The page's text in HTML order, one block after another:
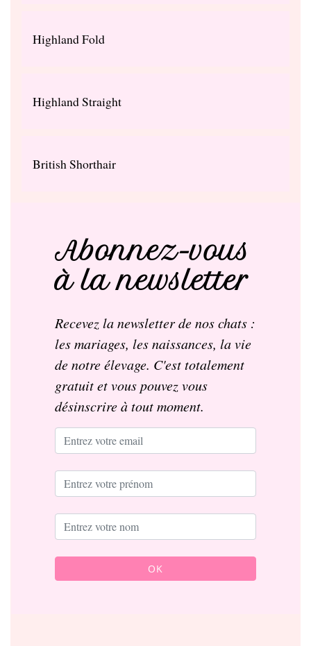
Highland Fold
Highland Straight
British Shorthair
Abonnez-vous
à la newsletter
Recevez la newsletter de nos chats :
les mariages, les naissances, la vie
de notre élevage. C'est totalement
gratuit et vous pouvez vous
désinscrire à tout moment.
OK